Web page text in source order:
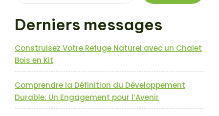
Derniers messages
Construisez Votre Refuge Naturel avec un Chalet
Bois en Kit
Comprendre la Définition du Développement
Durable: Un Engagement pour l’Avenir